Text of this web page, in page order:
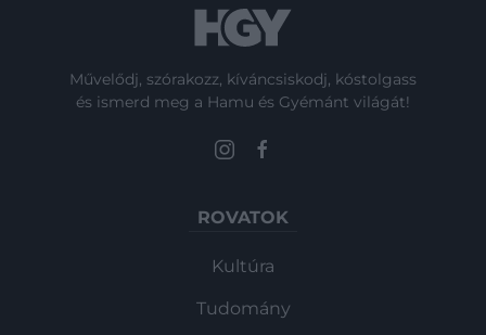
Művelődj, szórakozz, kíváncsiskodj, kóstolgass
és ismerd meg a Hamu és Gyémánt világát!
ROVATOK
Kultúra
Tudomány